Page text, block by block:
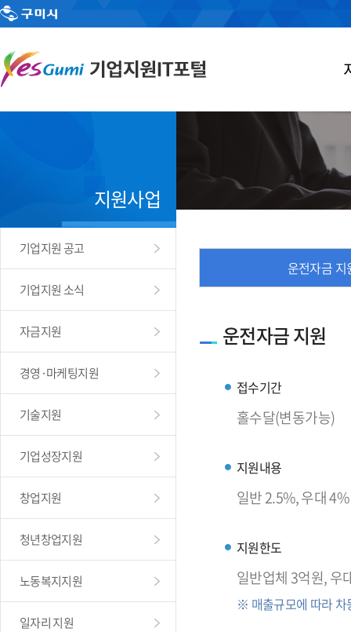
지원사업
기업지원 공고
기업지원 소식
자금지원
경영·마케팅지원
기술지원
기업성장지원
창업지원
청년창업지원
노동복지지원
일자리 지원
운전자금 지
운전자금 지원
접수기간
홀수달(변동가능)
지원내용
일반 2.5%, 우대
지원한도
일반업체 3억원, 우
※ 매출규모에 따라 차